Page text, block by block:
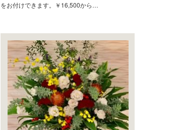
をお付けできます。￥16,500から…